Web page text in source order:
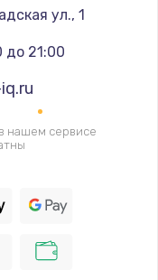
ул., 1
до 21:00
нашем сервисе